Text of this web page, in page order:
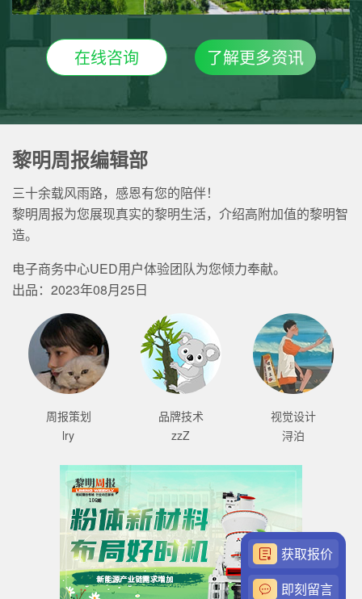
在线咨询 了解更多资讯
黎明周报编辑部
三十余载风雨路，感恩有您的陪伴！
黎明周报为您展现真实的黎明生活，介绍高附加值的黎明智
造。
电子商务中心UED用户体验团队为您倾力奉献。
出品：2023年08月25日
周报策划
lry
品牌技术
zzZ
视觉设计
浔泊
获取报价
即刻留言